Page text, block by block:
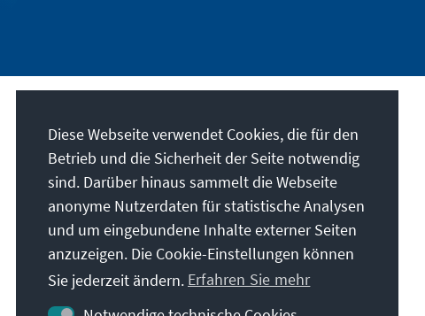
Diese Webseite verwendet Cookies, die für den
Betrieb und die Sicherheit der Seite notwendig
sind. Darüber hinaus sammelt die Webseite
anonyme Nutzerdaten für statistische Analysen
und um eingebundene Inhalte externer Seiten
anzuzeigen. Die Cookie-Einstellungen können
Sie jederzeit ändern. Erfahren Sie mehr